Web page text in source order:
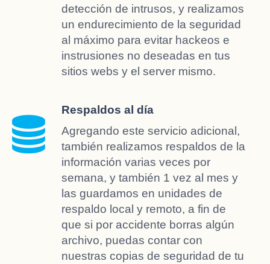
detección de intrusos, y realizamos
un endurecimiento de la seguridad
al máximo para evitar hackeos e
instrusiones no deseadas en tus
sitios webs y el server mismo.
Respaldos al día
Agregando este servicio adicional,
también realizamos respaldos de la
información varias veces por
semana, y también 1 vez al mes y
las guardamos en unidades de
respaldo local y remoto, a fin de
que si por accidente borras algún
archivo, puedas contar con
nuestras copias de seguridad de tu